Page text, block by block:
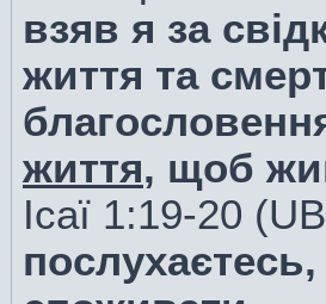
взяв я за
життя та
життя, щоб
Ісаї 1:19-20